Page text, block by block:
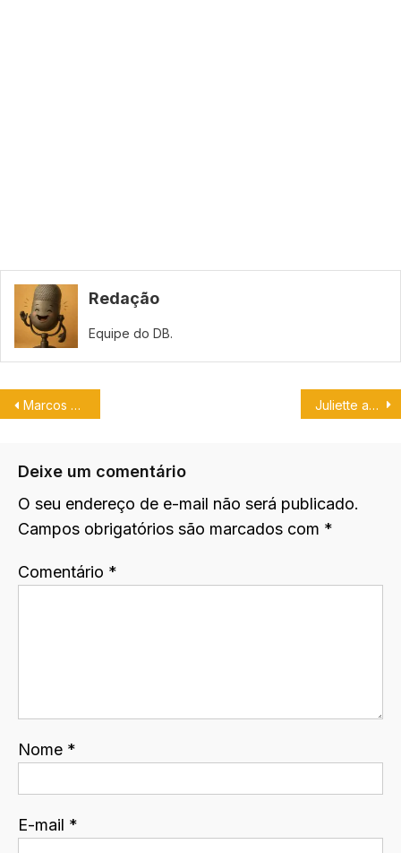
Redação
Equipe do DB.
Marcos Mion fala sobre as criticas recebidas pelos fãs de Buzz Lightyear. Juliette afirma que pediram para tirar seu sotaque em um teste para dublagem.
Deixe um comentário
O seu endereço de e-mail não será publicado.
Campos obrigatórios são marcados com *
Comentário *
Nome *
E-mail *